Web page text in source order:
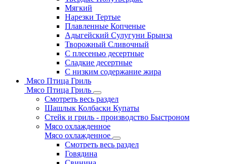
Мягкий
Нарезки Тертые
Плавленные Копченые
Адыгейский Сулугуни Брынза
Творожный Сливочный
С плесенью десертные
Сладкие десертные
С низким содержание жира
Мясо Птица Гриль
Мясо Птица Гриль
Смотреть весь раздел
Шашлык Колбаски Купаты
Стейк и гриль - производство Быстроном
Мясо охлажденное
Мясо охлажденное
Смотреть весь раздел
Говядина